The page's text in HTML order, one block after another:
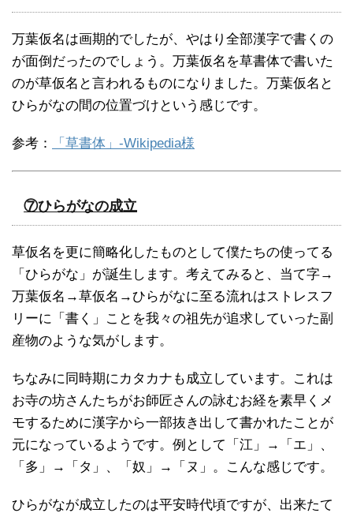
万葉仮名は画期的でしたが、やはり全部漢字で書くの
が面倒だったのでしょう。万葉仮名を草書体で書いた
のが草仮名と言われるものになりました。万葉仮名と
ひらがなの間の位置づけという感じです。
参考： 「草書体」-Wikipedia様
⑦ひらがなの成立
草仮名を更に簡略化したものとして僕たちの使ってる
「ひらがな」が誕生します。考えてみると、当て字→
万葉仮名→草仮名→ひらがなに至る流れはストレスフ
リーに「書く」ことを我々の祖先が追求していった副
産物のような気がします。
ちなみに同時期にカタカナも成立しています。これは
お寺の坊さんたちがお師匠さんの詠むお経を素早くメ
モするために漢字から一部抜き出して書かれたことが
元になっているようです。例として「江」→「エ」、
「多」→「タ」、「奴」→「ヌ」。こんな感じです。
ひらがなが成立したのは平安時代頃ですが、出来たて